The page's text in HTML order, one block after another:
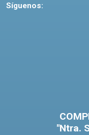
Síguenos:
"Ntra.